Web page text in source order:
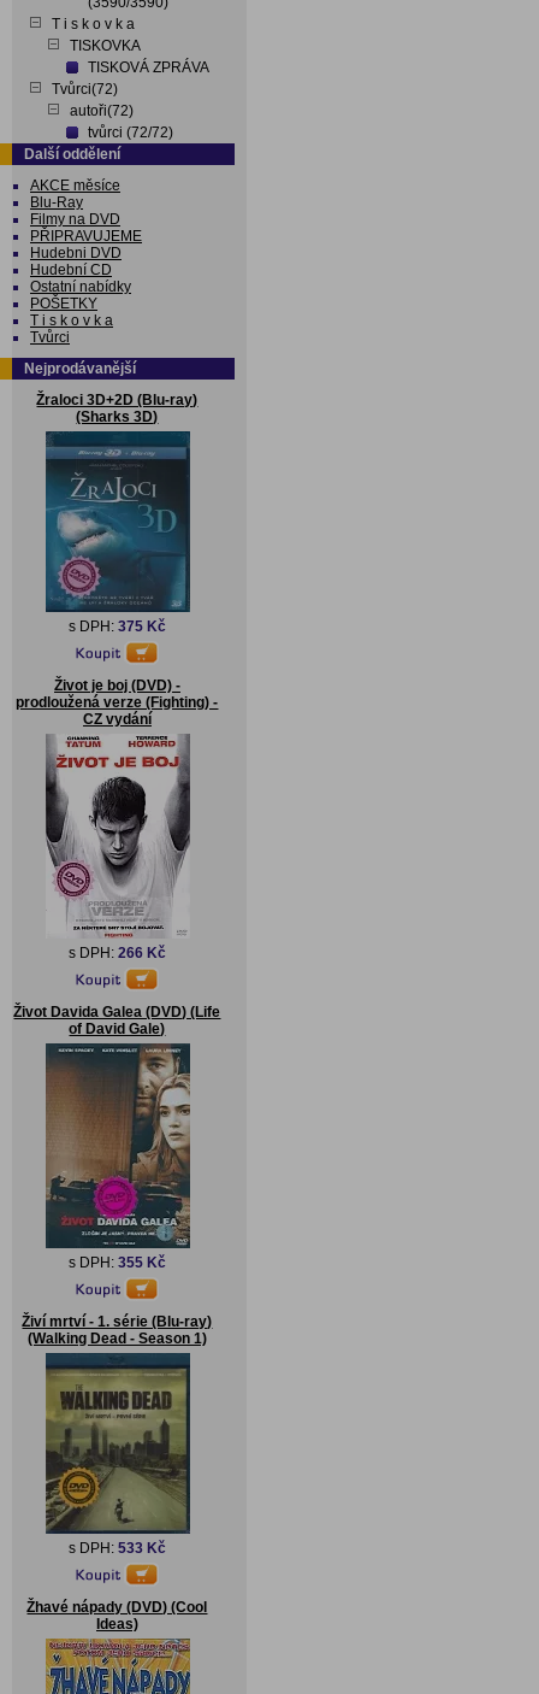
T i s k o v k a
TISKOVKA
TISKOVÁ ZPRÁVA
Tvůrci(72)
autoři(72)
tvůrci (72/72)
Další oddělení
AKCE měsíce
Blu-Ray
Filmy na DVD
PŘIPRAVUJEME
Hudebni DVD
Hudební CD
Ostatní nabídky
POŠETKY
T i s k o v k a
Tvůrci
Nejprodávanější
Žraloci 3D+2D (Blu-ray)
(Sharks 3D)
s DPH: 375 Kč
Život je boj (DVD) -
prodloužená verze (Fighting) -
CZ vydání
s DPH: 266 Kč
Život Davida Galea (DVD) (Life
of David Gale)
s DPH: 355 Kč
Živí mrtví - 1. série (Blu-ray)
(Walking Dead - Season 1)
s DPH: 533 Kč
Žhavé nápady (DVD) (Cool
Ideas)